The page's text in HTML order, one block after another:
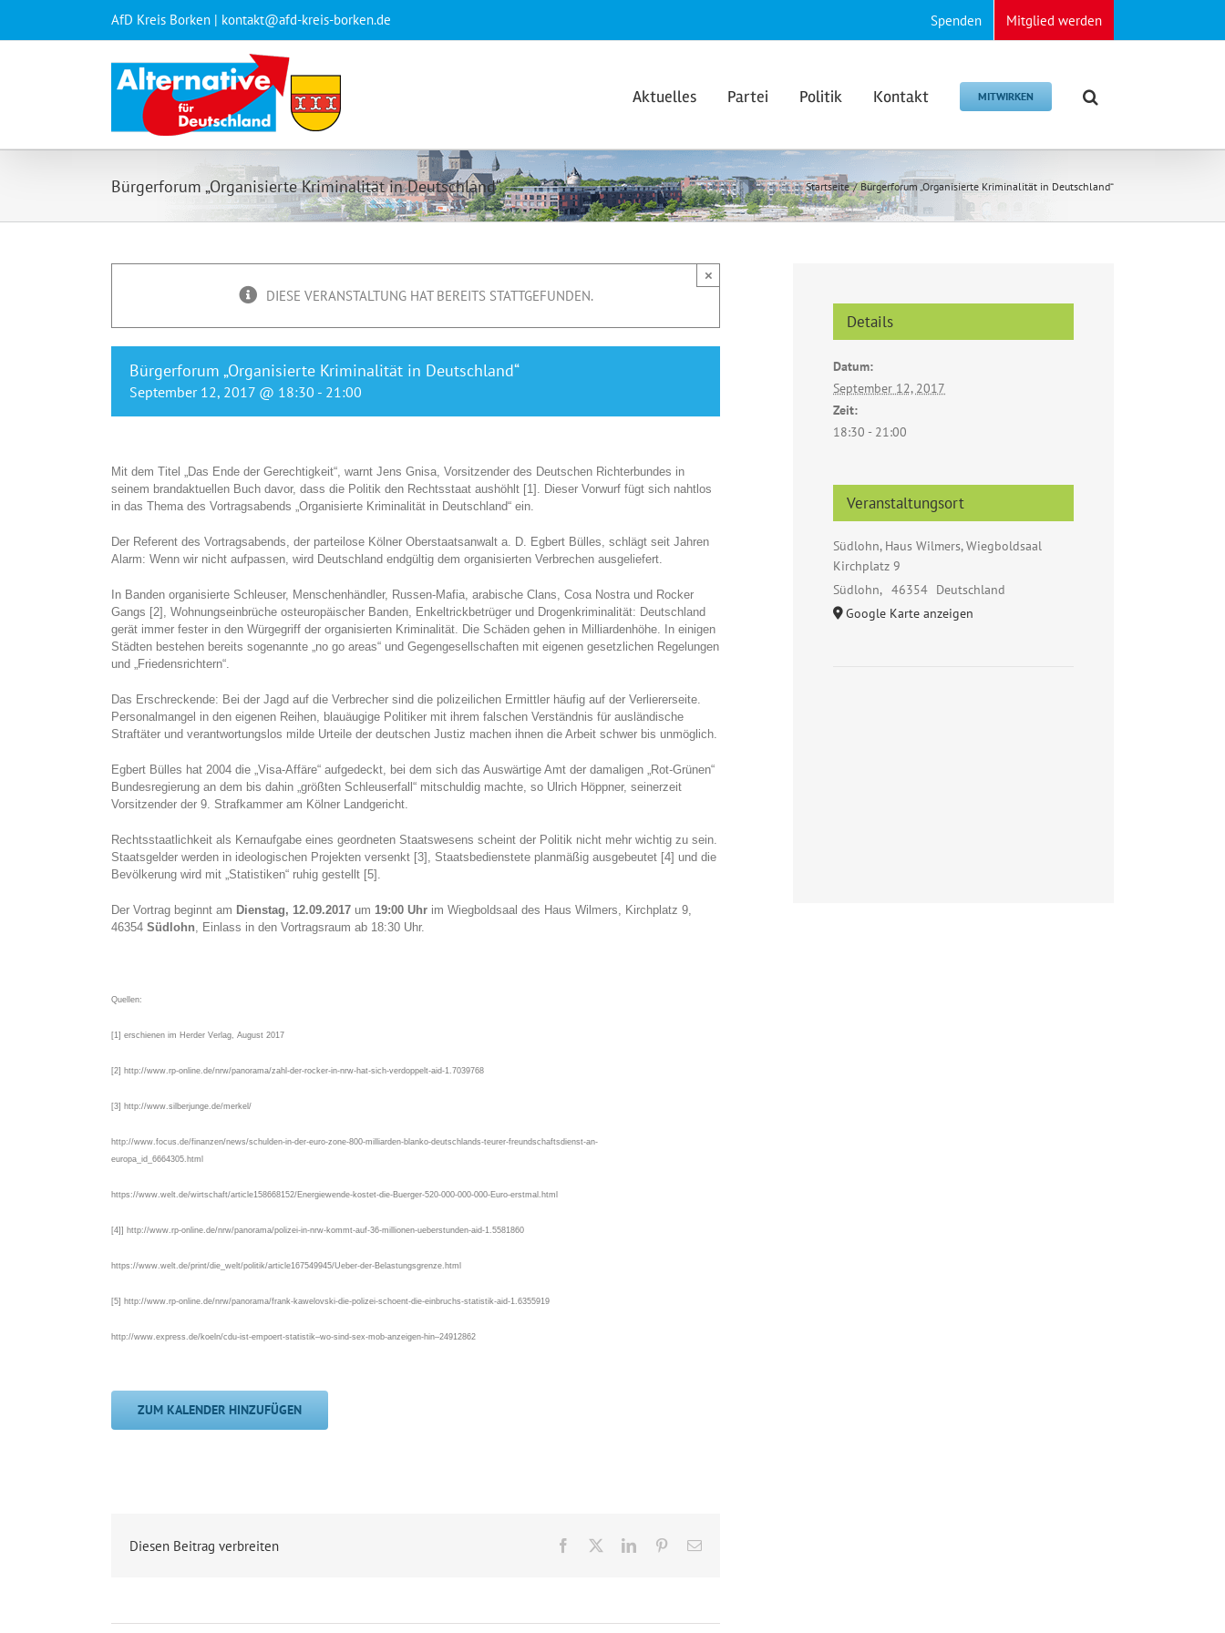
springen
AfD Kreis Borken | kontakt@afd-kreis-borken.de Spenden Mitglied werden
Aktuelles Partei Politik Kontakt MITWIRKEN
Bürgerforum „Organisierte Kriminalität in Deutschland“ Startseite Bürgerforum „Organisierte Kriminalität in Deutschland“
DIESE VERANSTALTUNG HAT BEREITS STATTGEFUNDEN.
×
Bürgerforum „Organisierte Kriminalität in Deutschland“
September 12, 2017 @ 18:30 - 21:00
Mit dem Titel „Das Ende der Gerechtigkeit“, warnt Jens Gnisa, Vorsitzender des Deutschen Richterbundes in
seinem brandaktuellen Buch davor, dass die Politik den Rechtsstaat aushöhlt [1]. Dieser Vorwurf fügt sich nahtlos
in das Thema des Vortragsabends „Organisierte Kriminalität in Deutschland“ ein.
Der Referent des Vortragsabends, der parteilose Kölner Oberstaatsanwalt a. D. Egbert Bülles, schlägt seit Jahren
Alarm: Wenn wir nicht aufpassen, wird Deutschland endgültig dem organisierten Verbrechen ausgeliefert.
In Banden organisierte Schleuser, Menschenhändler, Russen-Mafia, arabische Clans, Cosa Nostra und Rocker
Gangs [2], Wohnungseinbrüche osteuropäischer Banden, Enkeltrickbetrüger und Drogenkriminalität: Deutschland
gerät immer fester in den Würgegriff der organisierten Kriminalität. Die Schäden gehen in Milliardenhöhe. In einigen
Städten bestehen bereits sogenannte „no go areas“ und Gegengesellschaften mit eigenen gesetzlichen Regelungen
und „Friedensrichtern“.
Das Erschreckende: Bei der Jagd auf die Verbrecher sind die polizeilichen Ermittler häufig auf der Verliererseite.
Personalmangel in den eigenen Reihen, blauäugige Politiker mit ihrem falschen Verständnis für ausländische
Straftäter und verantwortungslos milde Urteile der deutschen Justiz machen ihnen die Arbeit schwer bis unmöglich.
Egbert Bülles hat 2004 die „Visa-Affäre“ aufgedeckt, bei dem sich das Auswärtige Amt der damaligen „Rot-Grünen“
Bundesregierung an dem bis dahin „größten Schleuserfall“ mitschuldig machte, so Ulrich Höppner, seinerzeit
Vorsitzender der 9. Strafkammer am Kölner Landgericht.
Rechtsstaatlichkeit als Kernaufgabe eines geordneten Staatswesens scheint der Politik nicht mehr wichtig zu sein.
Staatsgelder werden in ideologischen Projekten versenkt [3], Staatsbedienstete planmäßig ausgebeutet [4] und die
Bevölkerung wird mit „Statistiken“ ruhig gestellt [5].
Der Vortrag beginnt am Dienstag, 12.09.2017 um 19:00 Uhr im Wiegboldsaal des Haus Wilmers, Kirchplatz 9,
46354 Südlohn, Einlass in den Vortragsraum ab 18:30 Uhr.
Quellen:
[1] erschienen im Herder Verlag, August 2017
[2] http://www.rp-online.de/nrw/panorama/zahl-der-rocker-in-nrw-hat-sich-verdoppelt-aid-1.7039768
[3] http://www.silberjunge.de/merkel/
http://www.focus.de/finanzen/news/schulden-in-der-euro-zone-800-milliarden-blanko-deutschlands-teurer-freundschaftsdienst-an-
europa_id_6664305.html
https://www.welt.de/wirtschaft/article158668152/Energiewende-kostet-die-Buerger-520-000-000-000-Euro-erstmal.html
[4]] http://www.rp-online.de/nrw/panorama/polizei-in-nrw-kommt-auf-36-millionen-ueberstunden-aid-1.5581860
https://www.welt.de/print/die_welt/politik/article167549945/Ueber-der-Belastungsgrenze.html
[5] http://www.rp-online.de/nrw/panorama/frank-kawelovski-die-polizei-schoent-die-einbruchs-statistik-aid-1.6355919
http://www.express.de/koeln/cdu-ist-empoert-statistik–wo-sind-sex-mob-anzeigen-hin–24912862
ZUM KALENDER HINZUFÜGEN
Diesen Beitrag verbreiten Facebook LinkedInPinterest
E-
Details
Datum:
September 12, 2017
Zeit:
18:30 - 21:00
Veranstaltungsort
Südlohn, Haus Wilmers, Wiegboldsaal
Kirchplatz 9
Südlohn, 46354 Deutschland
Google Karte anzeigen